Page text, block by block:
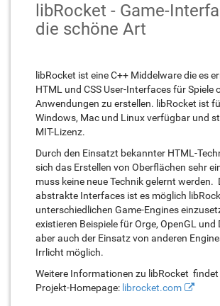
libRocket - Game-
die schöne Art
libRocket ist eine C++ Middelware die es
HTML und CSS User-Interfaces für Spiele
Anwendungen zu erstellen. libRocket ist
Windows, Mac und Linux verfügbar und
MIT-Lizenz.
Durch den Einsatzt bekannter HTML-
sich das Erstellen von Oberflächen sehr
muss keine neue Technik gelernt werden.
abstrakte Interfaces ist es möglich
unterschiedlichen Game-Engines
existieren Beispiele für Orge, OpenGL und
aber auch der Einsatz von anderen
Irrlicht möglich.
Weitere Informationen zu libRocket
Projekt-Homepage: librocket.com